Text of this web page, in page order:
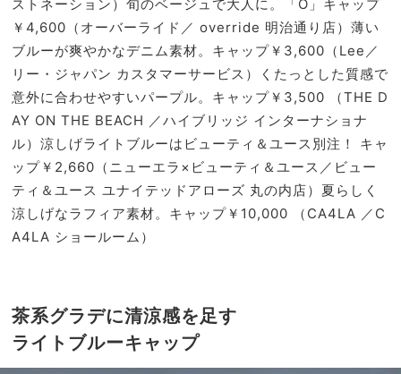
ストネーション）旬のベージュで大人に。「O」キャップ
￥4,600（オーバーライド／ override 明治通り店）薄い
ブルーが爽やかなデニム素材。キャップ￥3,600（Lee／
リー・ジャパン カスタマーサービス）くたっとした質感で
意外に合わせやすいパープル。キャップ￥3,500 （THE D
AY ON THE BEACH ／ハイブリッジ インターナショナ
ル）涼しげライトブルーはビューティ＆ユース別注！ キャ
ップ￥2,660（ニューエラ×ビューティ＆ユース／ビュー
ティ＆ユース ユナイテッドアローズ 丸の内店）夏らしく
涼しげなラフィア素材。キャップ￥10,000 （CA4LA ／C
A4LA ショールーム）
茶系グラデに清涼感を足す
ライトブルーキャップ